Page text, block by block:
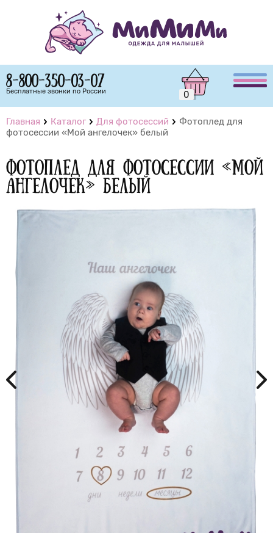
8-800-350-03-07
Бесплатные звонки по России 0
Главная Каталог Для фотосессий
Фотоплед для
фотосессии «Мой ангелочек» белый
Фотоплед для фотосессии «Мой
ангелочек» белый